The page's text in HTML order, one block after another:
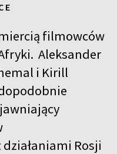
filmowców
Aleksander
i Kirill
Rosji